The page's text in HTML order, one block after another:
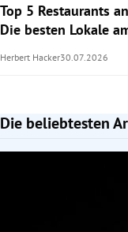
Top 5 Restaurants
Die besten Lokale
Herbert Hacker30.07.2026
Die beliebtesten
Slide 1 von 7